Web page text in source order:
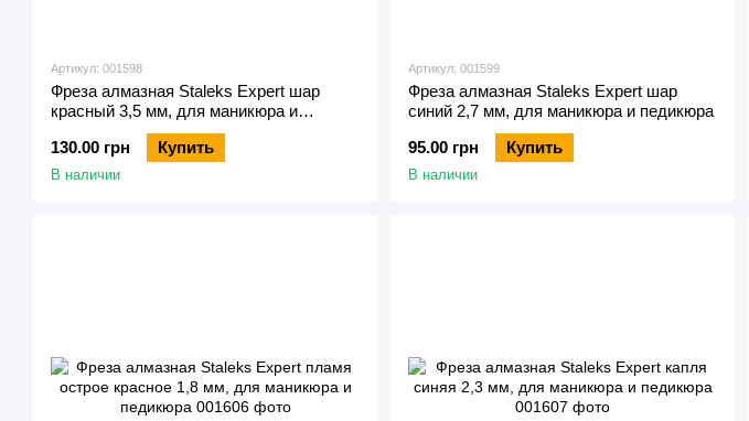
Артикул: 001598
Фреза алмазная Staleks Expert шар
красный 3,5 мм, для маникюра и
130.00 грн
Купить
В наличии
Артикул: 001599
Фреза алмазная Staleks Expert шар
синий 2,7 мм, для маникюра и педикюра
95.00 грн
Купить
В наличии